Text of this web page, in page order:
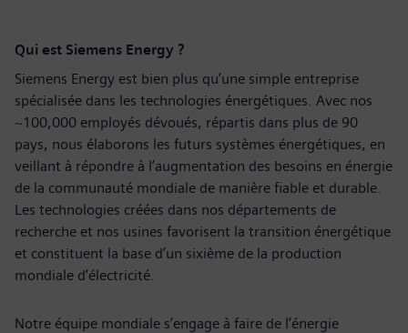
Qui est Siemens Energy ?
Siemens Energy est bien plus qu’une simple entreprise
spécialisée dans les technologies énergétiques. Avec nos
~100,000 employés dévoués, répartis dans plus de 90
pays, nous élaborons les futurs systèmes énergétiques, en
veillant à répondre à l’augmentation des besoins en énergie
de la communauté mondiale de manière fiable et durable.
Les technologies créées dans nos départements de
recherche et nos usines favorisent la transition énergétique
et constituent la base d’un sixième de la production
mondiale d’électricité.
Notre équipe mondiale s’engage à faire de l’énergie